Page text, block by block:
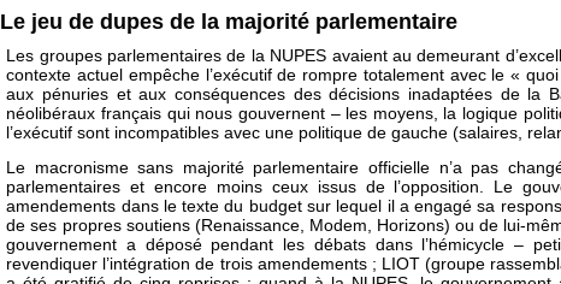
Le jeu de dupes de la majorité parlementaire
Les groupes parlementaires de la NUPES avaient au demeurant
contexte actuel empêche l’exécutif de rompre totalement avec le «
aux pénuries et aux conséquences des décisions inadaptées de la
néolibéraux français qui nous gouvernent – les moyens, la logique
l’exécutif sont incompatibles avec une politique de gauche (salaires,
Le macronisme sans majorité parlementaire officielle n’a pas
parlementaires et encore moins ceux issus de l’opposition. Le
amendements dans le texte du budget sur lequel il a engagé sa
de ses propres soutiens (Renaissance, Modem, Horizons) ou de lui-
gouvernement a déposé pendant les débats dans l’hémicycle –
revendiquer l’intégration de trois amendements ; LIOT (groupe